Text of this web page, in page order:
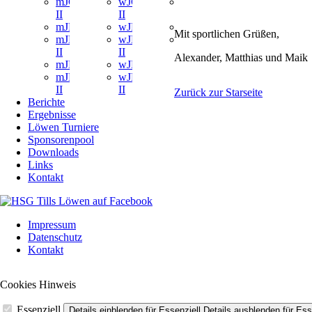
Mit sportlichen Grüßen,
Alexander, Matthias und Maik
Zurück zur Starseite
II
mJD
mJD
II
mJE
mJE
II
II
wJD
wJD
II
wJE
wJE
II
Maxis
Berichte
Ergebnisse
Löwen Turniere
Sponsorenpool
Downloads
Links
Kontakt
überspringen
Impressum
Datenschutz
Kontakt
Cookies Hinweis
Essenziell